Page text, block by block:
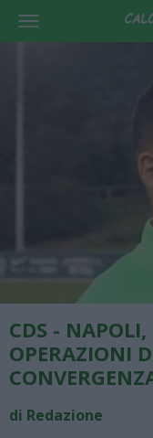
CDS -
OPERAZIONI
di Redazione